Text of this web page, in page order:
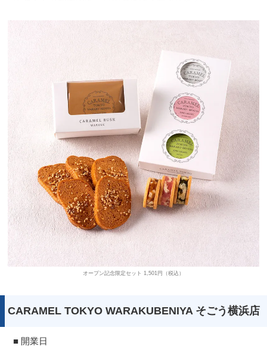
オープン記念限定セット 1,501円（税込）
CARAMEL TOKYO WARAKUBENIYA そごう横浜店
■ 開業日